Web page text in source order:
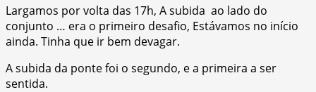
Largamos por volta das 17h, A subida ao lado do
conjunto … era o primeiro desafio, Estávamos no início
ainda. Tinha que ir bem devagar.
A subida da ponte foi o segundo, e a primeira a ser
sentida.